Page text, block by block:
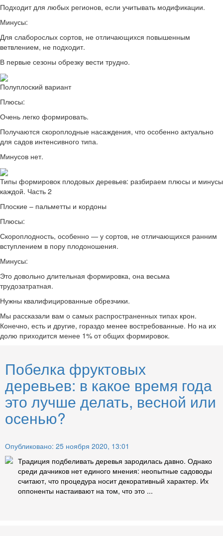
Подходит для любых регионов, если учитывать модификации.
Минусы:
Для слаборослых сортов, не отличающихся повышенным
ветвлением, не подходит.
В первые сезоны обрезку вести трудно.
Полуплоский вариант
Плюсы:
Очень легко формировать.
Получаются скороплодные насаждения, что особенно актуально
для садов интенсивного типа.
Минусов нет.
Типы формировок плодовых деревьев: разбираем плюсы и минусы
каждой. Часть 2
Плоские – пальметты и кордоны
Плюсы:
Скороплодность, особенно — у сортов, не отличающихся ранним
вступлением в пору плодоношения.
Минусы:
Это довольно длительная формировка, она весьма
трудозатратная.
Нужны квалифицированные обрезчики.
Мы рассказали вам о самых распространенных типах крон.
Конечно, есть и другие, гораздо менее востребованные. Но на их
долю приходится менее 1% от общих формировок.
Побелка фруктовых
деревьев: в какое время года
это лучше делать, весной или
осенью?
Опубликовано: 25 ноября 2020, 13:01
Традиция подбеливать деревья зародилась давно. Однако
среди дачников нет единого мнения: неопытные садоводы
считают, что процедура носит декоративный характер. Их
оппоненты настаивают на том, что это ...